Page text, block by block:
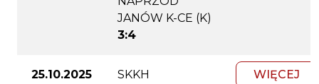
JANÓW K-CE (K)
3:4
25.10.2025
SKKH
WIĘCEJ